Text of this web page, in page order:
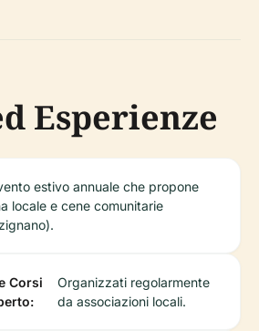
Esperienze
estivo annuale che propone
locale e cene comunitarie
Corsi
Organizzati regolarmente
da associazioni locali.